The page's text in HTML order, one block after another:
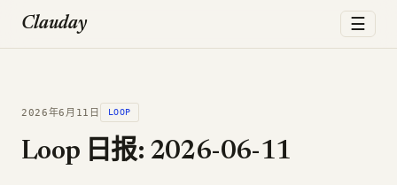
Clauday ☰
2026年6月11日 LOOP
Loop 日报: 2026-06-11